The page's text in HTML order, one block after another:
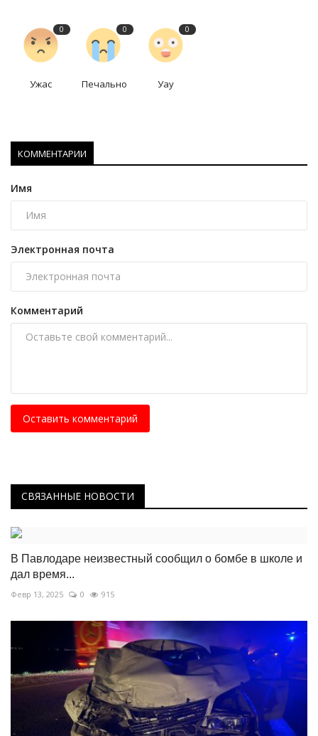
0
Ужас
0
Печально
0
Уау
КОММЕНТАРИИ
Имя
Электронная почта
Комментарий
Оставить комментарий
СВЯЗАННЫЕ НОВОСТИ
В Павлодаре неизвестный сообщил о бомбе в школе и
дал время...
Февр 13, 2025 0 915